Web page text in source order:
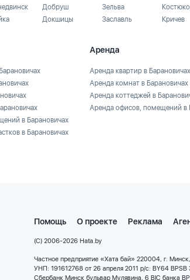
Добруш
Докшицы
Зельва
Заславль
Кричев
в Барановичах
в Барановичах
Аренда
Аренда квартир в Барановичах
Аренда комнат в Барановичах
Аренда коттеджей в
Аренда офисов, помещений в
Помощь О проекте Реклама
(C) 2006-2026 Hata.by
Частное предприятие «Хата бай» 220004, г.
УНП: 191612768 от 26 апреля 2011 р/с: BY64
Сбербанк Минск бульвар Мулявина, 6 BIC банка